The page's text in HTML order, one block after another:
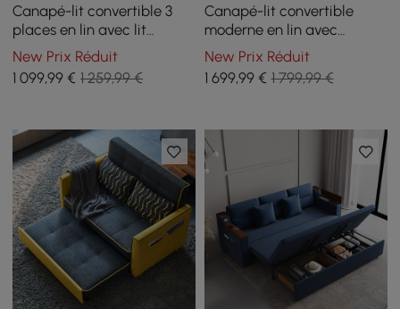
Canapé-lit convertible 3
places en lin avec lit
queen-size de 82 po
New Prix Réduit
1 099,99 € 1 259,99 €
Canapé-lit convertible
moderne en lin avec
dossier réglable, 213 cm 3
places
New Prix Réduit
1 699,99€ 1 799,99 €